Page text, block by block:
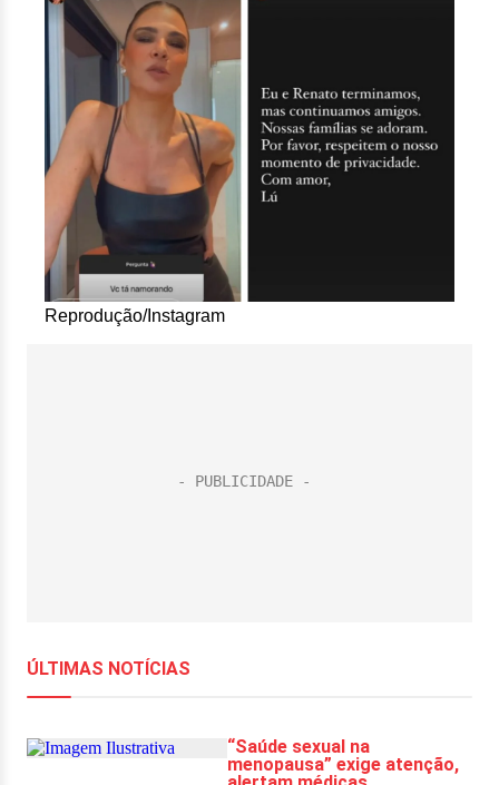
Reprodução/Instagram